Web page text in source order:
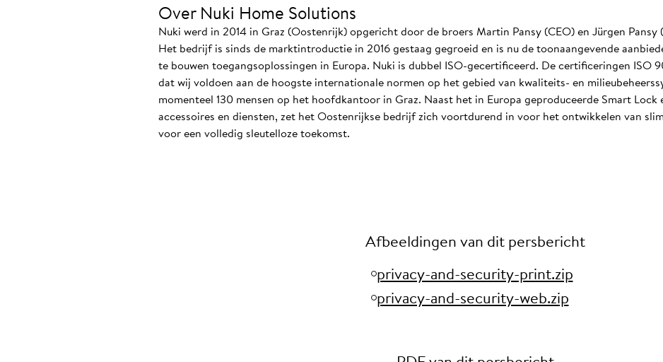
Over Nuki Home Solutions
Nuki werd in 2014 in Graz (Oostenrijk) opgericht door de broers Martin Pansy (CEO) en Jürgen
Het bedrijf is sinds de marktintroductie in 2016 gestaag gegroeid en is nu de toonaangevende
te bouwen toegangsoplossingen in Europa. Nuki is dubbel ISO-gecertificeerd. De certificeringen ISO
dat wij voldoen aan de hoogste internationale normen op het gebied van kwaliteits- en
momenteel 130 mensen op het hoofdkantoor in Graz. Naast het in Europa geproduceerde Smart Lock
accessoires en diensten, zet het Oostenrijkse bedrijf zich voortdurend in voor het ontwikkelen van
voor een volledig sleutelloze toekomst.
Afbeeldingen van dit persbericht
privacy-and-security-print.zip
privacy-and-security-web.zip